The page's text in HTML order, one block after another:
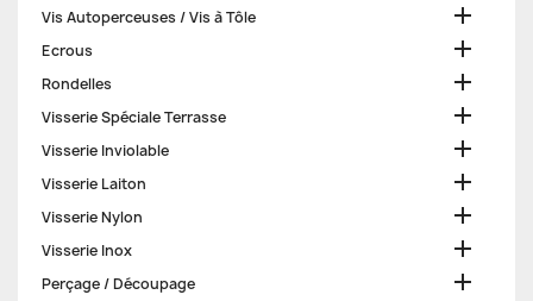
Vis Autoperceuses / Vis à Tôle 
Ecrous 
Rondelles 
Visserie Spéciale Terrasse 
Visserie Inviolable 
Visserie Laiton 
Visserie Nylon 
Visserie Inox 
Perçage / Découpage 